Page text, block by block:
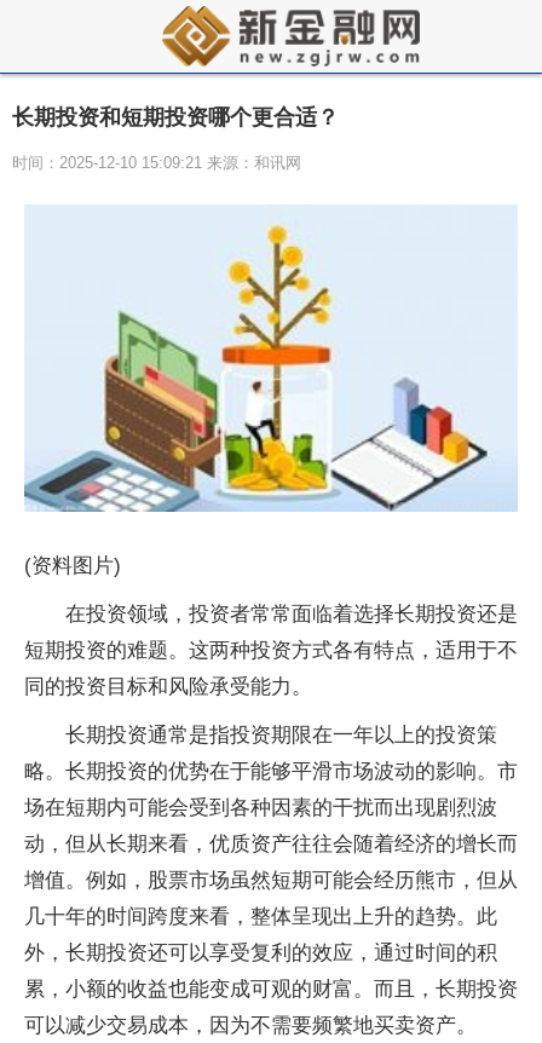
长期投资和短期投资哪个更合适？
时间：2025-12-10 15:09:21 来源：和讯网
(资料图片)
在投资领域，投资者常常面临着选择长期投资还是
短期投资的难题。这两种投资方式各有特点，适用于不
同的投资目标和风险承受能力。
长期投资通常是指投资期限在一年以上的投资策
略。长期投资的优势在于能够平滑市场波动的影响。市
场在短期内可能会受到各种因素的干扰而出现剧烈波
动，但从长期来看，优质资产往往会随着经济的增长而
增值。例如，股票市场虽然短期可能会经历熊市，但从
几十年的时间跨度来看，整体呈现出上升的趋势。此
外，长期投资还可以享受复利的效应，通过时间的积
累，小额的收益也能变成可观的财富。而且，长期投资
可以减少交易成本，因为不需要频繁地买卖资产。